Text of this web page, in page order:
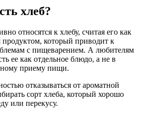
хлеб?
относятся к хлебу, считая его как
который приводит к
с пищеварением. А любителям
ее как отдельное блюдо, а не в
приему пищи.
отказываться от ароматной
сорт хлеба, который хорошо
или перекусу.